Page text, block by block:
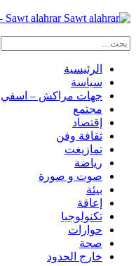
Sawt alahrar - صوت الأحرار جريدة إلكترونية مغربية مستقلة
الرئيسية
سياسة
جهات مراكش – اسفي
مجتمع
إقتصاد
ثقافة وفن
تمازيغت
رياضة
صوت و صورة
بيئة
إعاقة
تكنولوجيا
حوارات
صحة
خارج الحدود